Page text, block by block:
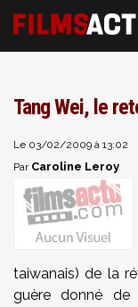
Tang Wei, le
Le 03/02/2009 à 13:02
Par Caroline Leroy
taiwanais) de la
guère donné